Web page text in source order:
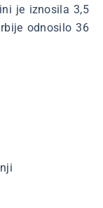
je iznosila 3,5
odnosilo 36